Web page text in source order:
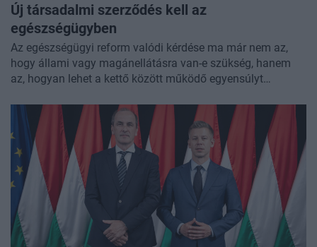
Új társadalmi szerződés kell az
egészségügyben
Az egészségügyi reform valódi kérdése ma már nem az,
hogy állami vagy magánellátásra van-e szükség, hanem
az, hogyan lehet a kettő között működő egyensúlyt
is az univerzális ellátás biztosítása, egyre nyilvánvalóbb,
hogy bizonyos szolgáltatásoknál — gyorsaságban,
kényelemben, személyre szabott rehabilitációban vagy
életminőséget javító kezelésekben — a magánszektor
szerepe természetes és megkerülhetetlen.